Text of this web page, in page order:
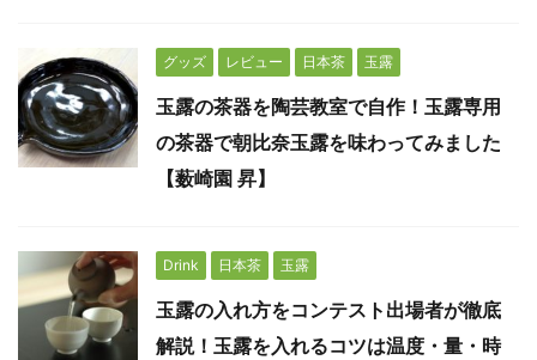
グッズ レビュー 日本茶 玉露
玉露の茶器を陶芸教室で自作！玉露専用
の茶器で朝比奈玉露を味わってみました
【薮崎園 昇】
Drink 日本茶 玉露
玉露の入れ方をコンテスト出場者が徹底
解説！玉露を入れるコツは温度・量・時